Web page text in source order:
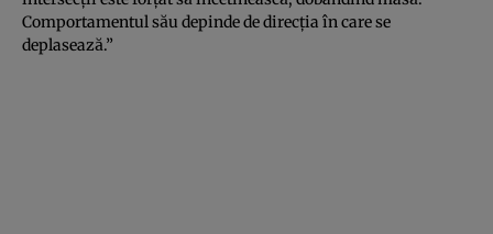
Comportamentul său depinde de direcția în care se
deplasează.”